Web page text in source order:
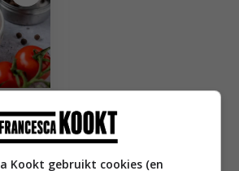
Kookt gebruikt cookies (en